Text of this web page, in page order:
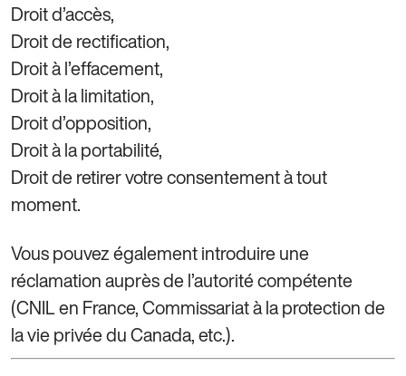
Droit d’accès,
Droit de rectification,
Droit à l’effacement,
Droit à la limitation,
Droit d’opposition,
Droit à la portabilité,
Droit de retirer votre consentement à tout
moment.
Vous pouvez également introduire une
réclamation auprès de l’autorité compétente
(CNIL en France, Commissariat à la protection de
la vie privée du Canada, etc.).